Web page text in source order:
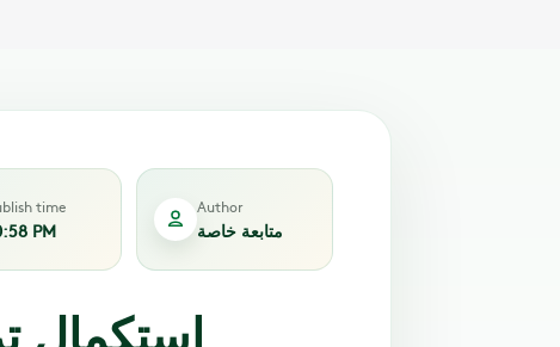
time
PM
Author
متابعة خاصة
استكمال